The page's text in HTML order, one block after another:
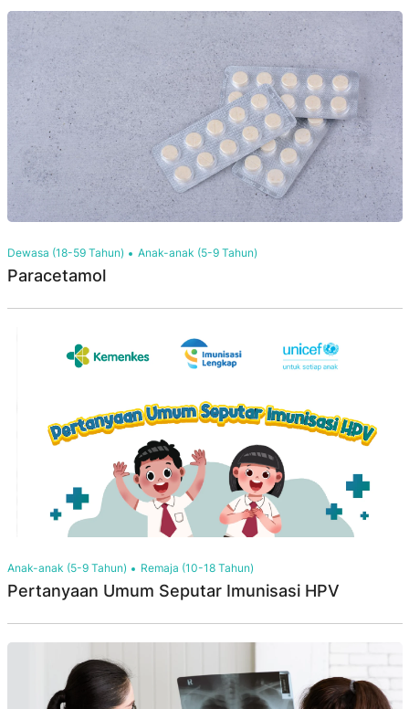
Dewasa (18-59 Tahun) Anak-anak (5-9 Tahun)
Paracetamol
Anak-anak (5-9 Tahun) Remaja (10-18 Tahun)
Pertanyaan Umum Seputar Imunisasi HPV